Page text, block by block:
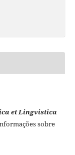
et Lingvistica
sobre